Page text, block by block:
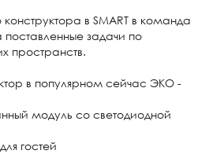
в SMART в команда
задачи по
пространств.
в популярном сейчас ЭКО -
модуль со светодиодной
гостей